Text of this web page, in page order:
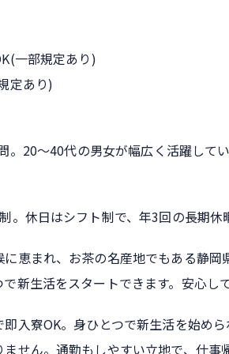
一部規定あり)
定あり)
。20〜40代の男女が幅広く活躍してい
。休日はシフト制で、年3回の長期休
恵まれ、お茶の名産地でもある静
新生活をスタートできます。安心し
入寮OK。身ひとつで新生活を始め
せん。通勤もしやすい立地で、仕事